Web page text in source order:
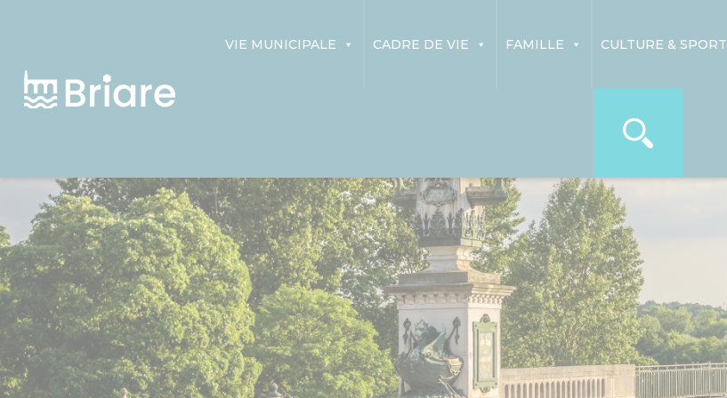
VIE MUNICIPALE CADRE DE VIE FAMILLE CULTURE & SPORT